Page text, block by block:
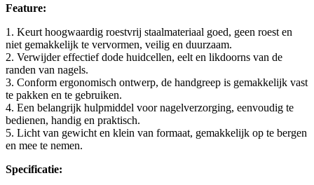
Feature:
1. Keurt hoogwaardig roestvrij staalmateriaal goed, geen roest en
niet gemakkelijk te vervormen, veilig en duurzaam.
2. Verwijder effectief dode huidcellen, eelt en likdoorns van de
randen van nagels.
3. Conform ergonomisch ontwerp, de handgreep is gemakkelijk vast
te pakken en te gebruiken.
4. Een belangrijk hulpmiddel voor nagelverzorging, eenvoudig te
bedienen, handig en praktisch.
5. Licht van gewicht en klein van formaat, gemakkelijk op te bergen
en mee te nemen.
Specificatie: